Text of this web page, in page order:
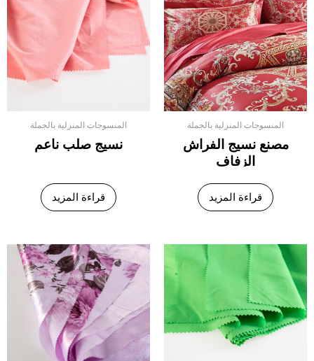
المنسوجات المنزلية بالجملة
مصنع نسيج الفراش
الزفاف
قراءة المزيد
المنسوجات المنزلية بالجملة
نسيج صلب ناعم
قراءة المزيد